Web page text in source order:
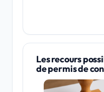
Les recours
de permis de